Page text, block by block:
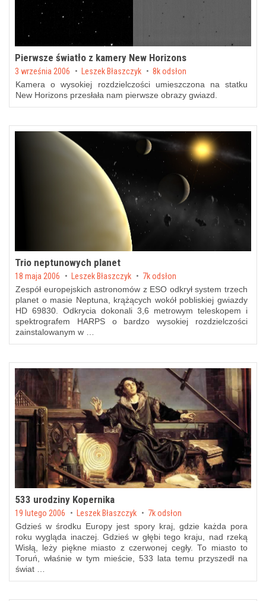
Pierwsze światło z kamery New Horizons
Posted on
3 września 2006 by Leszek Błaszczyk 8k odsłon
Kamera o wysokiej rozdzielczości umieszczona na statku
New Horizons przesłała nam pierwsze obrazy gwiazd.
Trio neptunowych planet
Posted on
18 maja 2006 by Leszek Błaszczyk 7k odsłon
Zespół europejskich astronomów z ESO odkrył system trzech
planet o masie Neptuna, krążących wokół pobliskiej gwiazdy
HD 69830. Odkrycia dokonali 3,6 metrowym teleskopem i
spektrografem HARPS o bardzo wysokiej rozdzielczości
zainstalowanym w …
533 urodziny Kopernika
Posted on
19 lutego 2006 by Leszek Błaszczyk 7k odsłon
Gdzieś w środku Europy jest spory kraj, gdzie każda pora
roku wygląda inaczej. Gdzieś w głębi tego kraju, nad rzeką
Wisłą, leży piękne miasto z czerwonej cegły. To miasto to
Toruń, właśnie w tym mieście, 533 lata temu przyszedł na
świat …